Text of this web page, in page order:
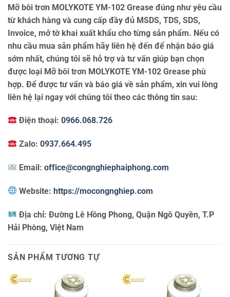
Mỡ bôi trơn MOLYKOTE YM-102 Grease đúng như yêu cầu
từ khách hàng và cung cấp đầy đủ MSDS, TDS, SDS,
Invoice, mở tờ khai xuất khẩu cho từng sản phẩm. Nếu có
nhu cầu mua sản phẩm hãy liên hệ đến để nhận báo giá
sớm nhất, chúng tôi sẽ hỗ trợ và tư vấn giúp bạn chọn
được loại Mỡ bôi trơn MOLYKOTE YM-102 Grease phù
hợp. Để được tư vấn và báo giá về sản phẩm, xin vui lòng
liên hệ lại ngay với chúng tôi theo các thông tin sau:
Điện thoại:0966.068.726
Zalo:0937.664.495
Email:office@congnghiephaiphong.com
Website:https://mocongnghiep.com
Địa chỉ:Đường Lê Hồng Phong, Quận Ngô Quyền, T.P
Hải Phòng, Việt Nam
SẢN PHẨM TƯƠNG TỰ